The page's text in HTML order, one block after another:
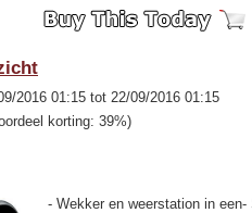
2016 01:15 tot 22/09/2016 01:15
korting: 39%)
- Wekker en weerstation in